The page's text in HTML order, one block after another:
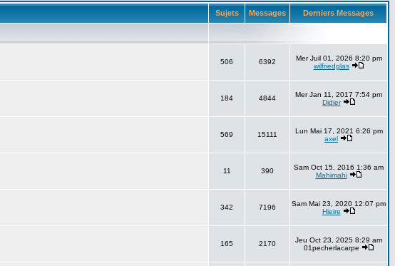
Sujets Messages Derniers Messages
506 6392
Mer Juil 01, 2026 8:20 pm
wilfriedglas
184 4844
Mer Jan 11, 2017 7:54 pm
Didier
569 15111
Lun Mai 17, 2021 6:26 pm
axel
11 390
Sam Oct 15, 2016 1:36 am
Mahimahi
342 7196
Sam Mai 23, 2020 12:07 pm
Hieire
165 2170
Jeu Oct 23, 2025 8:29 am
01pecherlacarpe